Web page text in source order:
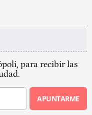
para recibir las
APUNTARME